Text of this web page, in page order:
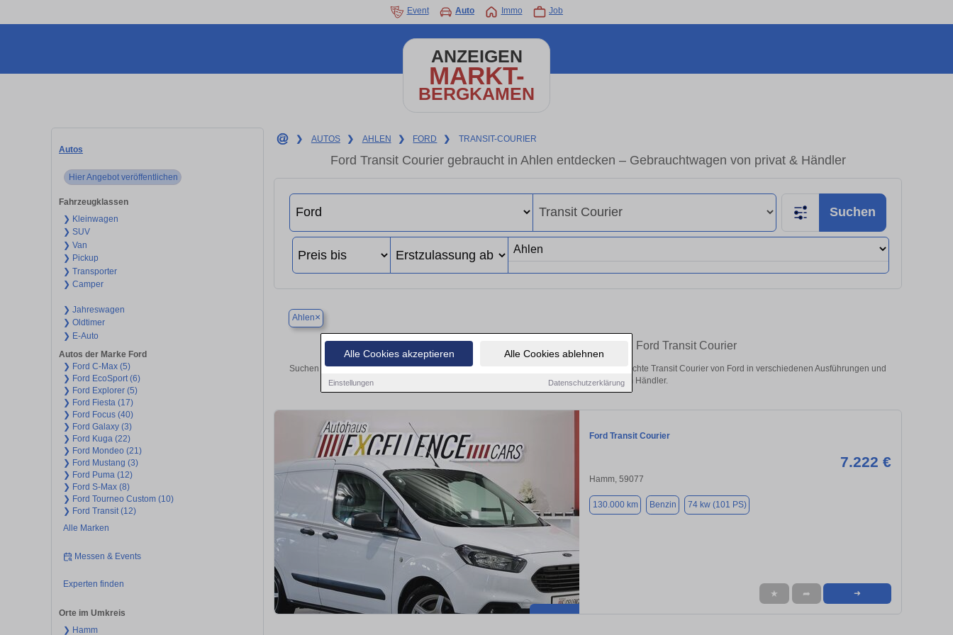
Alle Cookies akzeptieren Alle Cookies ablehnen
Einstellungen Datenschutzerklärung
Event Auto Immo Job
ANZEIGEN
MARKT-
BERGKAMEN
Autos
Hier Angebot veröffentlichen
Fahrzeugklassen
❯ Kleinwagen
❯ SUV
❯ Van
❯ Pickup
❯ Transporter
❯ Camper
❯ Jahreswagen
❯ Oldtimer
❯ E-Auto
Autos der Marke Ford
❯ Ford C-Max (5)
❯ Ford EcoSport (6)
❯ Ford Explorer (5)
❯ Ford Fiesta (17)
❯ Ford Focus (40)
❯ Ford Galaxy (3)
❯ Ford Kuga (22)
❯ Ford Mondeo (21)
❯ Ford Mustang (3)
❯ Ford Puma (12)
❯ Ford S-Max (8)
❯ Ford Tourneo Custom (10)
❯ Ford Transit (12)
Alle Marken
Messen & Events
Experten finden
Orte im Umkreis
❯ Hamm
❯ AUTOS ❯ AHLEN ❯ FORD ❯ TRANSIT-COURIER
Ford Transit Courier gebraucht in Ahlen entdecken – Gebrauchtwagen von privat & Händler
Suchen
Ahlen×
Finden Sie in Ahlen Ihren gebrauchten Ford Transit Courier
Suchen Sie in Ahlen einen Ford Transit Courier Gebrauchtwagen? Entdecken Sie gebrauchte Transit Courier von Ford in verschiedenen Ausführungen und
Preisklassen von privat und vom Händler.
Ford Transit Courier
7.222 €
Hamm, 59077
130.000 km Benzin 74 kw (101 PS)
★ ➦ ➜